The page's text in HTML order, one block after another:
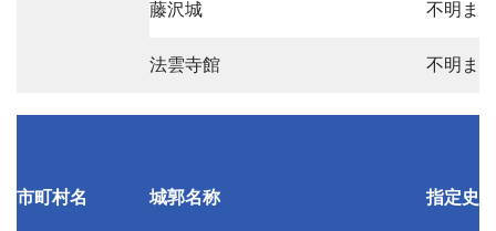
藤沢城 不明ま
法雲寺館 不明ま
市町村名 城郭名称 指定史跡